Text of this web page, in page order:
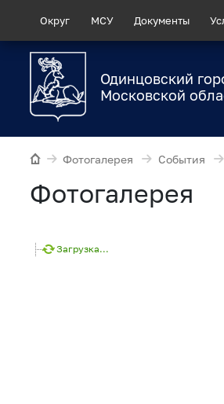
Округ МСУ Документы
Одинцовский
Московской
Фотогалерея События
Фотогалерея
Загрузка...